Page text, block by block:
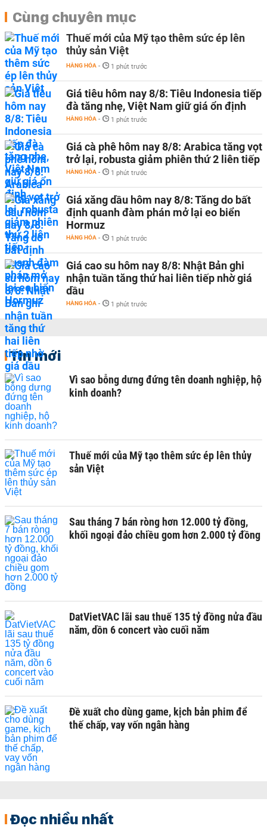
Cùng chuyên mục
Thuế mới của Mỹ tạo thêm sức ép lên
thủy sản Việt
HÀNG HÓA - 1 phút trước
Giá tiêu hôm nay 8/8: Tiêu Indonesia tiếp
đà tăng nhẹ, Việt Nam giữ giá ổn định
HÀNG HÓA - 1 phút trước
Giá cà phê hôm nay 8/8: Arabica tăng vọt
trở lại, robusta giảm phiên thứ 2 liên tiếp
HÀNG HÓA - 1 phút trước
Giá xăng dầu hôm nay 8/8: Tăng do bất
định quanh đàm phán mở lại eo biển
Hormuz
HÀNG HÓA - 1 phút trước
Giá cao su hôm nay 8/8: Nhật Bản ghi
nhận tuần tăng thứ hai liên tiếp nhờ giá
dầu
HÀNG HÓA - 1 phút trước
Tin mới
Vì sao bỗng dưng đứng tên doanh nghiệp, hộ
kinh doanh?
Thuế mới của Mỹ tạo thêm sức ép lên thủy
sản Việt
Sau tháng 7 bán ròng hơn 12.000 tỷ đồng,
khối ngoại đảo chiều gom hơn 2.000 tỷ đồng
DatVietVAC lãi sau thuế 135 tỷ đồng nửa đầu
năm, dồn 6 concert vào cuối năm
Đề xuất cho dùng game, kịch bản phim để
thế chấp, vay vốn ngân hàng
Đọc nhiều nhất